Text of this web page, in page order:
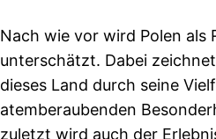
Nach wie vor wird Polen als
unterschätzt. Dabei
dieses Land durch seine
atemberaubenden
zuletzt wird auch der